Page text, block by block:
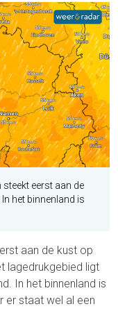
eerst aan de
het binnenland is
aan de kust op
lagedrukgebied ligt
In het binnenland is
er staat wel al een